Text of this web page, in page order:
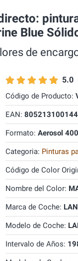
Blue
de
5.0
Código de Producto:
EAN:
Formato: Aerosol
Categoria: Pinturas
Código de Color
Nombre del Color:
Marca de Coche:
Modelo de Coche:
Intervalo de Años: